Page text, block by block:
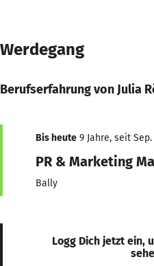
Werdegang
Berufserfahrung von Julia
Bis heute 9 Jahre, seit Sep.
PR & Marketing
Bally
Logg Dich jetzt ein,